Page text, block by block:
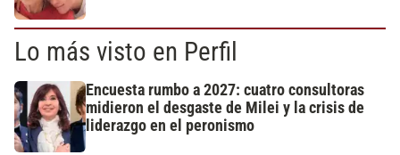
Lo más visto en Perfil
Encuesta rumbo a 2027: cuatro consultoras
midieron el desgaste de Milei y la crisis de
liderazgo en el peronismo